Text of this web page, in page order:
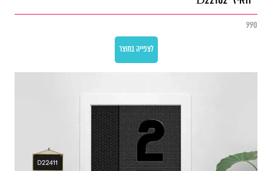
990
לצפייה במוצר